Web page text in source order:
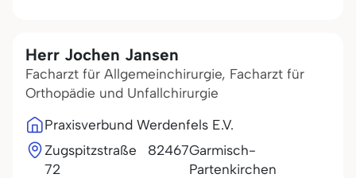
Herr Jochen Jansen
Facharzt für Allgemeinchirurgie, Facharzt für
Orthopädie und Unfallchirurgie
Praxisverbund Werdenfels E.V.
Zugspitzstraße
72
82467Garmisch-
Partenkirchen